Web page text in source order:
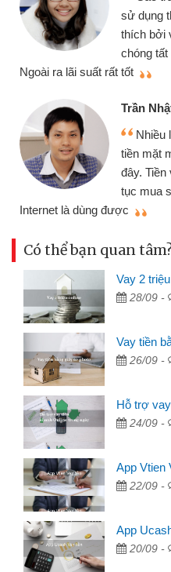
sử dụng
thích bởi
chóng
Ngoài ra lãi suất rất tốt
Trần
Nhiều
tiền mặt
đây. Tiền
tục mua
Internet là dùng được
Có thể bạn quan
Vay 2
28/09 -
Vay tiền
26/09 -
Hỗ trợ
24/09 -
App Vtien
22/09 -
App
20/09 -